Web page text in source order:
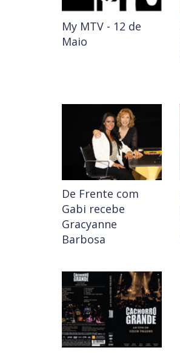
My MTV - 12 de
Maio
De Frente com
Gabi recebe
Gracyanne
Barbosa